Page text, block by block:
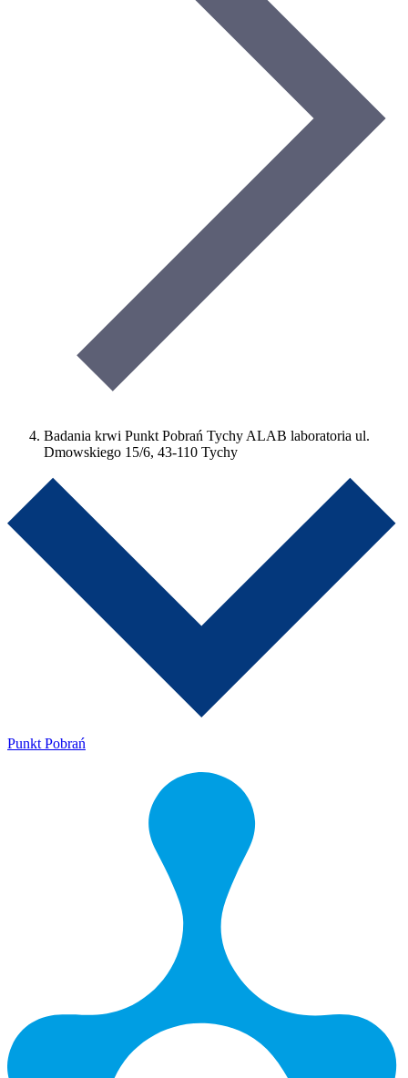
Badania krwi Punkt Pobrań Tychy ALAB laboratoria ul.
Dmowskiego 15/6, 43-110 Tychy
Punkt Pobrań